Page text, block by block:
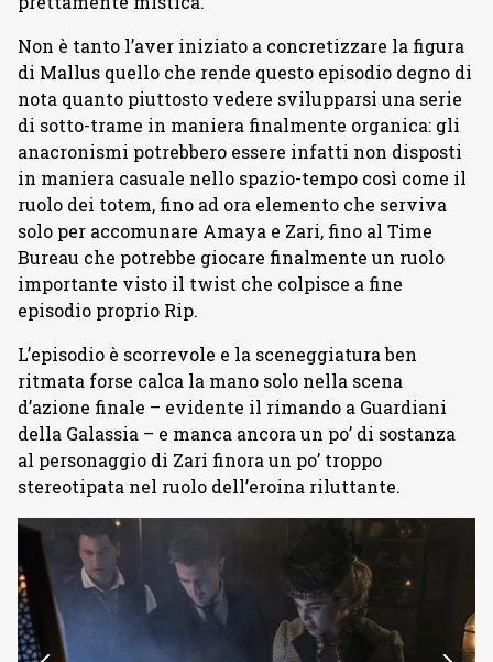
Non è tanto l’aver iniziato a concretizzare la figura
di Mallus quello che rende questo episodio degno di
nota quanto piuttosto vedere svilupparsi una serie
di sotto-trame in maniera finalmente organica: gli
anacronismi potrebbero essere infatti non disposti
in maniera casuale nello spazio-tempo così come il
ruolo dei totem, fino ad ora elemento che serviva
solo per accomunare Amaya e Zari, fino al Time
Bureau che potrebbe giocare finalmente un ruolo
importante visto il twist che colpisce a fine
episodio proprio Rip.
L’episodio è scorrevole e la sceneggiatura ben
ritmata forse calca la mano solo nella scena
d’azione finale – evidente il rimando a Guardiani
della Galassia – e manca ancora un po’ di sostanza
al personaggio di Zari finora un po’ troppo
stereotipata nel ruolo dell’eroina riluttante.